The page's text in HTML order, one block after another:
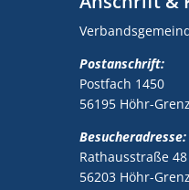
Postanschrift:
Postfach 1450
56195 Höhr-
Besucheradresse:
Rathausstraße 48
56203 Höhr-